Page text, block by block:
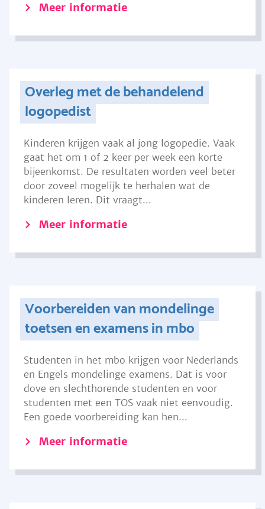
Meer informatie
Overleg met de behandelend
logopedist
Kinderen krijgen vaak al jong logopedie. Vaak
gaat het om 1 of 2 keer per week een korte
bijeenkomst. De resultaten worden veel beter
door zoveel mogelijk te herhalen wat de
kinderen leren. Dit vraagt...
Meer informatie
Voorbereiden van mondelinge
toetsen en examens in mbo
Studenten in het mbo krijgen voor Nederlands
en Engels mondelinge examens. Dat is voor
dove en slechthorende studenten en voor
studenten met een TOS vaak niet eenvoudig.
Een goede voorbereiding kan hen...
Meer informatie